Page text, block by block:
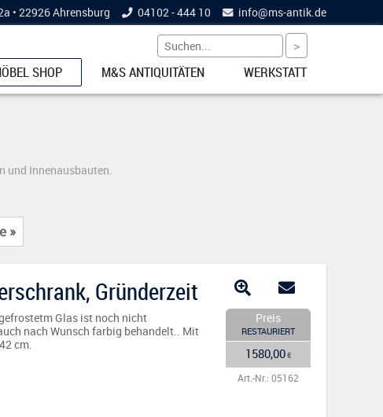
• 22926 Ahrensburg 04102 - 444 10 info@ms-antik.de
SHOP
BÄNKE
M&S ANTIQUITÄTEN WERKSTATT
und Innenausbauten.
»
Gründerzeit
Glas ist noch nicht
nach Wunsch farbig behandelt.. Mit
cm.
Preis
RESTAURIERT
1580,00€
Art.-Nr.: 05162